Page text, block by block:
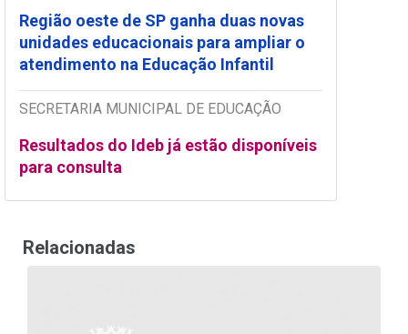
Região oeste de SP ganha duas novas
unidades educacionais para ampliar o
atendimento na Educação Infantil
SECRETARIA MUNICIPAL DE EDUCAÇÃO
Resultados do Ideb já estão disponíveis
para consulta
Relacionadas